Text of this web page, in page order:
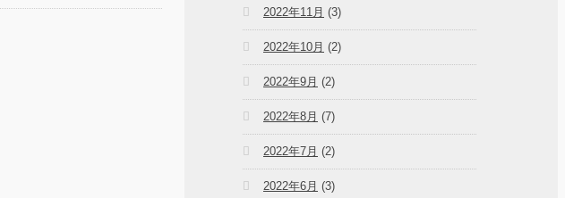
2022年11月 (3)
2022年10月 (2)
2022年9月 (2)
2022年8月 (7)
2022年7月 (2)
2022年6月 (3)